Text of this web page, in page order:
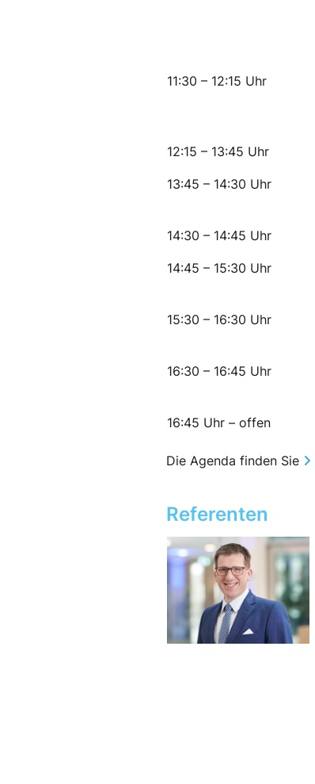
11:30 – 12:15 Uhr
12:15 – 13:45 Uhr
13:45 – 14:30 Uhr
14:30 – 14:45 Uhr
14:45 – 15:30 Uhr
15:30 – 16:30 Uhr
16:30 – 16:45 Uhr
16:45 Uhr – offen
Die Agenda finden Sie
Referenten